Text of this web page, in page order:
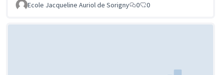
Ecole Jacqueline Auriol de Sorigny
0 0